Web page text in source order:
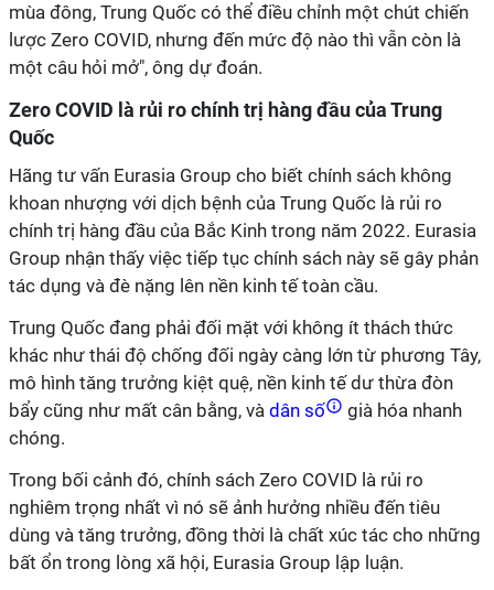
mùa đông, Trung Quốc có thể điều chỉnh một chút chiến
lược Zero COVID, nhưng đến mức độ nào thì vẫn còn là
một câu hỏi mở", ông dự đoán.
Zero COVID là rủi ro chính trị hàng đầu của Trung
Quốc
Hãng tư vấn Eurasia Group cho biết chính sách không
khoan nhượng với dịch bệnh của Trung Quốc là rủi ro
chính trị hàng đầu của Bắc Kinh trong năm 2022. Eurasia
Group nhận thấy việc tiếp tục chính sách này sẽ gây phản
tác dụng và đè nặng lên nền kinh tế toàn cầu.
Trung Quốc đang phải đối mặt với không ít thách thức
khác như thái độ chống đối ngày càng lớn từ phương Tây,
mô hình tăng trưởng kiệt quệ, nền kinh tế dư thừa đòn
bẩy cũng như mất cân bằng, và dân số
già hóa nhanh
chóng.
Trong bối cảnh đó, chính sách Zero COVID là rủi ro
nghiêm trọng nhất vì nó sẽ ảnh hưởng nhiều đến tiêu
dùng và tăng trưởng, đồng thời là chất xúc tác cho những
bất ổn trong lòng xã hội, Eurasia Group lập luận.